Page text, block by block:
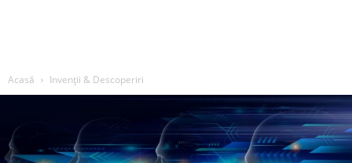
Acasă Invenții & Descoperiri